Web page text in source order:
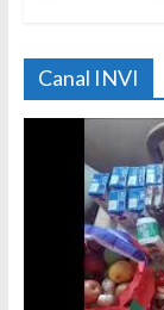
Canal INVI